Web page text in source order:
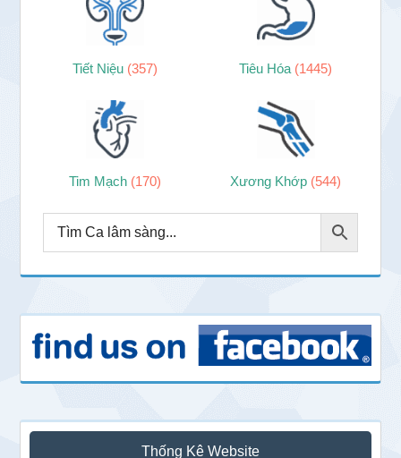
Tiết Niệu (357) Tiêu Hóa (1445)
Tim Mạch (170) Xương Khớp (544)
Thống Kê Website